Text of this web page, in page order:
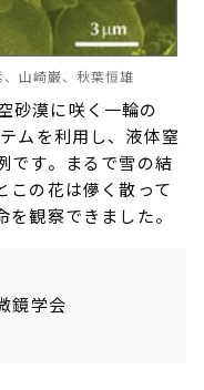
山崎巌、秋葉恒雄
砂漠に咲く一輪の
ムを利用し、液体窒
です。まるで雪の結
この花は儚く散って
観察できました。
鏡学会